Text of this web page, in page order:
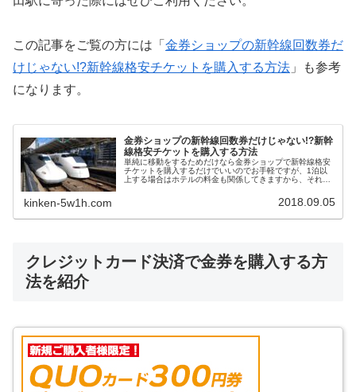
この記事をご覧の方には「 金券ショップの新幹線回数券だ
けじゃない!?新幹線格安チケットを購入する方法 」も参考
になります。
金券ショップの新幹線回数券だけじゃない!?新幹
線格安チケットを購入する方法
単純に移動をするためだけなら金券ショップで新幹線格安
チケットを購入するだけでいいのでお手軽ですが、1泊以
上する場合はホテルの料金も関係してきますから、それぞ
ますよね。そんな時はJR・新幹線+宿泊セットプランとい
kinken-5w1h.com 2018.09.05
クレジットカード決済で金券を購入する方
法を紹介